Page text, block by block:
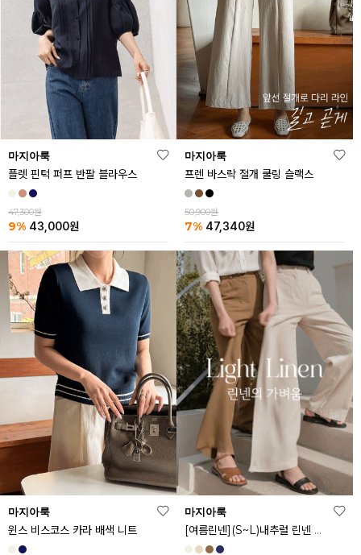
마지아룩
플렛 핀턱 퍼프 반팔 블라우스
47,300원
9% 43,000원
마지아룩
프렌 바스락 절개 쿨링 슬랙스
50,900원
7% 47,340원
마지아룩
윈스 비스코스 카라 배색 니트
마지아룩
[여름린넨](S~L)내추럴 린넨 와이드 밴딩 팬츠